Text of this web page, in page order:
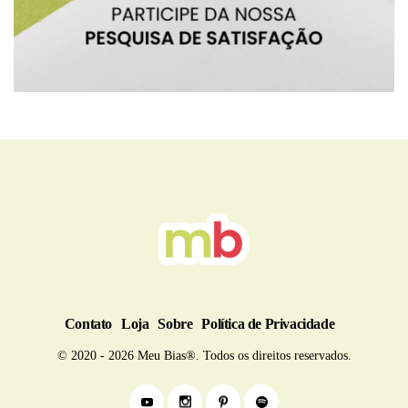
Contato Loja Sobre Política de Privacidade
© 2020 - 2026 Meu Bias®. Todos os direitos reservados.